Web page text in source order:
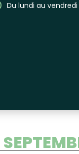
Du lundi au vendredi